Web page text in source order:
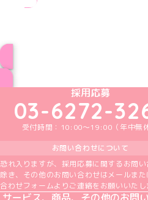
めいどりーみん
めいどりー
めい
採用応募
03-6272-
受付時間：10:00～19:00（年中無休
お問い合わせについて
恐れ入りますが、採用応募に関するお問い
除き、その他のお問い合わせはメールまた
合わせフォームよりご連絡をお願いいたし